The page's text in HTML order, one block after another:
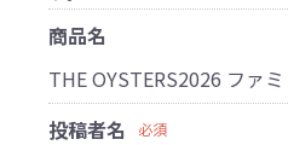
商品名
THE OYSTERS2026 ファ
投稿者名
必須